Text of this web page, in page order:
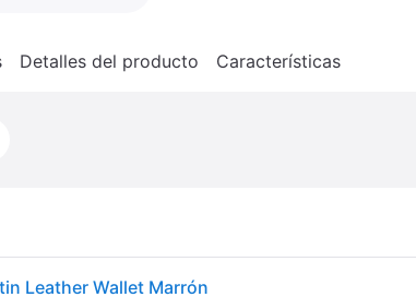
Detalles del producto Características
Leather Wallet Marrón